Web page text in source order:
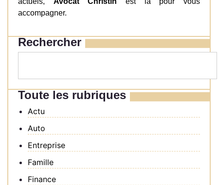
accompagner.
Rechercher
Toute les rubriques
Actu
Auto
Entreprise
Famille
Finance